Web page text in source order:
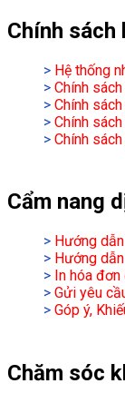
Chính sách
> Hệ thống
> Chính
> Chính
> Chính
> Chính
Cẩm nang
> Hướng
> Hướng
> In hóa
> Gửi yêu
> Góp ý,
Chăm sóc